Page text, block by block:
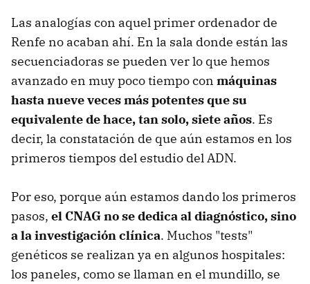
Las analogías con aquel primer ordenador de
Renfe no acaban ahí. En la sala donde están las
secuenciadoras se pueden ver lo que hemos
avanzado en muy poco tiempo con máquinas
hasta nueve veces más potentes que su
equivalente de hace, tan solo, siete años. Es
decir, la constatación de que aún estamos en los
primeros tiempos del estudio del ADN.
Por eso, porque aún estamos dando los primeros
pasos, el CNAG no se dedica al diagnóstico, sino
a la investigación clínica. Muchos "tests"
genéticos se realizan ya en algunos hospitales:
los paneles, como se llaman en el mundillo, se